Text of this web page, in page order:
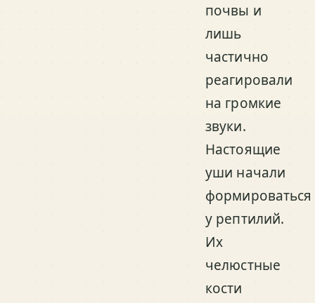
почвы и
лишь
частично
реагировали
на громкие
звуки.
Настоящие
уши начали
формироваться
у рептилий.
Их
челюстные
кости